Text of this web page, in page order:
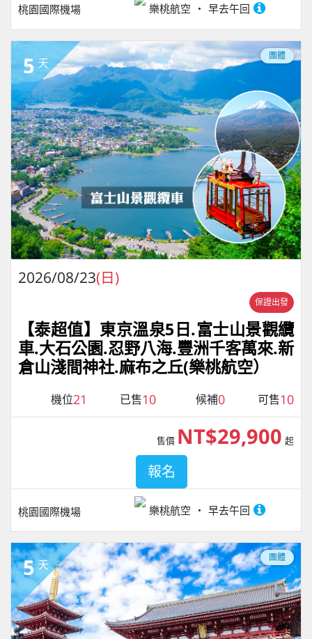
桃園國際機場 樂桃航空 早去午回
5 天
團體
2026/08/23(日)
保證出發
【泰超值】東京溫泉5日.富士山景觀纜
車.大石公園.忍野八海.豐洲千客萬來.新
倉山淺間神社.麻布之丘(樂桃航空）
機位21 已售10 候補0 可售10
桃園國際機場 樂桃航空 早去午回
售價 NT$29,900 起
報名
5 天
團體